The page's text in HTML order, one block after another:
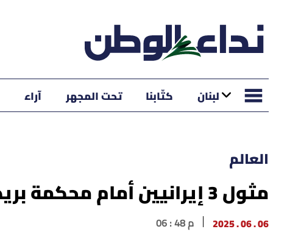
لبنان كتّابنا تحت المجهر آراء
العالم
مثول 3 إيرانيين أمام محكمة بريطانية لاتهامهم بالتخابر مع إيران
06 . 06 . 2025 06 : 48 م